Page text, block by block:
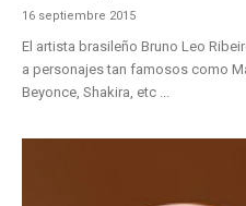
16 septiembre 2015
El artista brasileño Bruno Leo
a personajes tan famosos como
Beyonce, Shakira, etc ...